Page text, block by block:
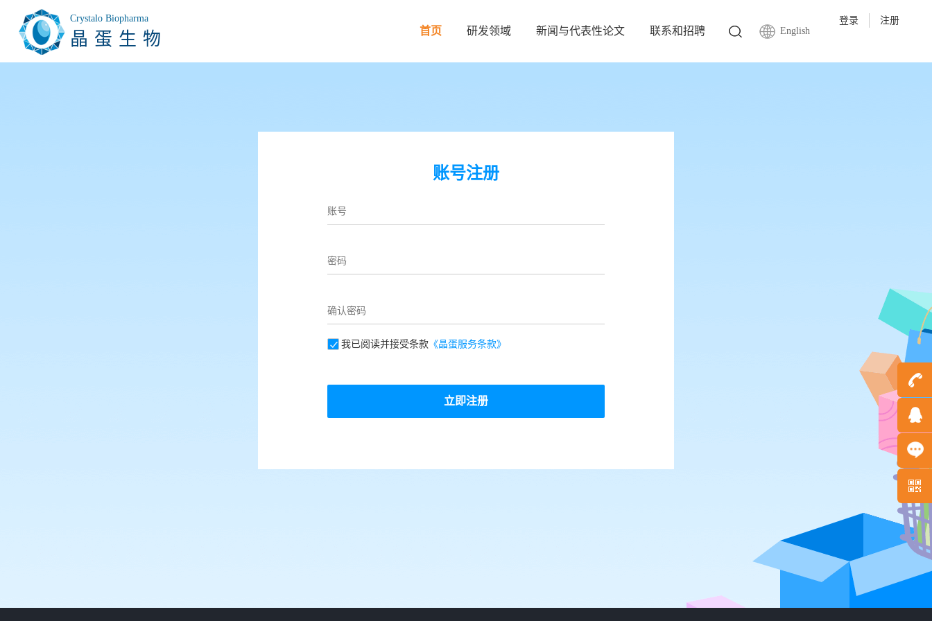
Crystalo Biopharma
晶蛋生物
登录
注册
English
首页 研发领域 新闻与代表性论文 联系和招聘
账号注册
我已阅读并接受条款 《晶蛋服务条款》
立即注册